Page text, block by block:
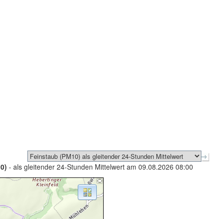
- als gleitender 24-Stunden Mittelwert am 09.08.2026 08:00